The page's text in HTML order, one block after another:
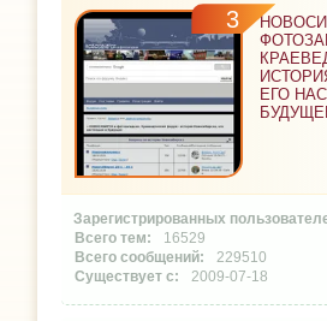
3
ЕГО
16529
229510
2009-07-18